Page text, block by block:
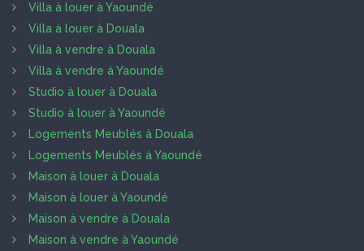
Villa à louer à Yaoundé
Villa à louer à Douala
Villa à vendre à Douala
Villa à vendre à Yaoundé
Studio à louer à Douala
Studio à louer à Yaoundé
Logements Meublés à Douala
Logements Meublés à Yaoundé
Maison à louer à Douala
Maison à louer à Yaoundé
Maison à vendre à Douala
Maison à vendre à Yaoundé